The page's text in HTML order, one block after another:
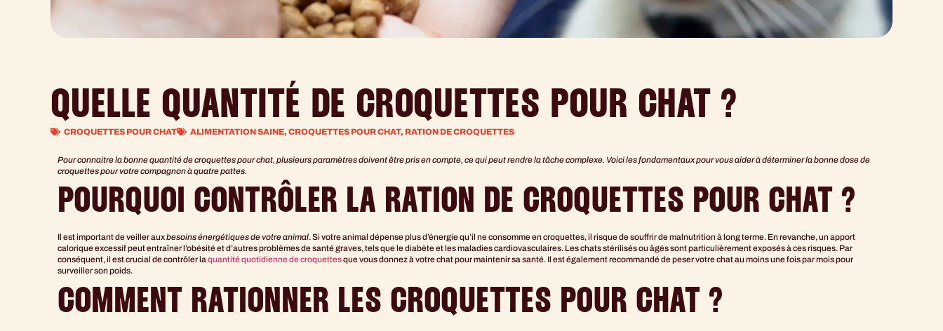
QUELLE QUANTITÉ DE CROQUETTES POUR CHAT ?
CROQUETTES POUR CHAT ALIMENTATION SAINE, CROQUETTES POUR CHAT, RATION DE CROQUETTES
Pour connaitre la bonne quantité de croquettes pour chat, plusieurs paramètres doivent être pris en compte, ce qui peut rendre la tâche complexe. Voici les fondamentaux pour vous aider à déterminer la bonne dose de
croquettes pour votre compagnon à quatre pattes.
POURQUOI CONTRÔLER LA RATION DE CROQUETTES POUR CHAT ?
Il est important de veiller auxbesoins énergétiques de votre animal. Si votre animal dépense plus d’énergie qu’il ne consomme en croquettes, il risque de souffrir de malnutrition à long terme. En revanche, un apport
calorique excessif peut entraîner l’obésité et d’autres problèmes de santé graves, tels que le diabète et les maladies cardiovasculaires. Les chats stérilisés ou âgés sont particulièrement exposés à ces risques. Par
conséquent, il est crucial de contrôler laquantité quotidienne de croquettesque vous donnez à votre chat pour maintenir sa santé. Il est également recommandé de peser votre chat au moins une fois par mois pour
surveiller son poids.
COMMENT RATIONNER LES CROQUETTES POUR CHAT ?